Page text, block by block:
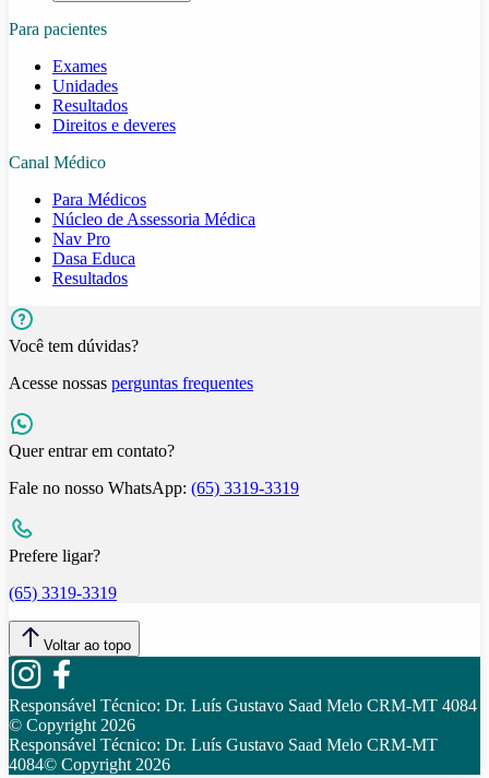
Para pacientes
Exames
Unidades
Resultados
Direitos e deveres
Canal Médico
Para Médicos
Núcleo de Assessoria Médica
Nav Pro
Dasa Educa
Resultados
Você tem dúvidas?
Acesse nossas perguntas frequentes
Quer entrar em contato?
Fale no nosso WhatsApp: (65) 3319-3319
Prefere ligar?
(65) 3319-3319
Voltar ao topo
Responsável Técnico: Dr. Luís Gustavo Saad Melo CRM-MT 4084
© Copyright2026
Responsável Técnico: Dr. Luís Gustavo Saad Melo CRM-MT
4084© Copyright2026